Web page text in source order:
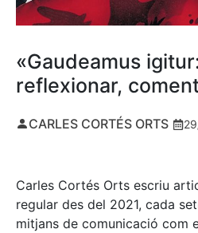
«Gaudeamus
reflexionar,
CARLES CORTÉS ORTS
Carles Cortés Orts escriu
regular des del 2021, cada
mitjans de comunicació com